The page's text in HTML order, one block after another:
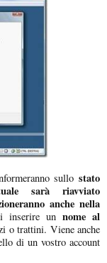
sullostato
sarà riavviato
anche nella
inserire unnome al
o trattini. Viene anche
di un vostro account